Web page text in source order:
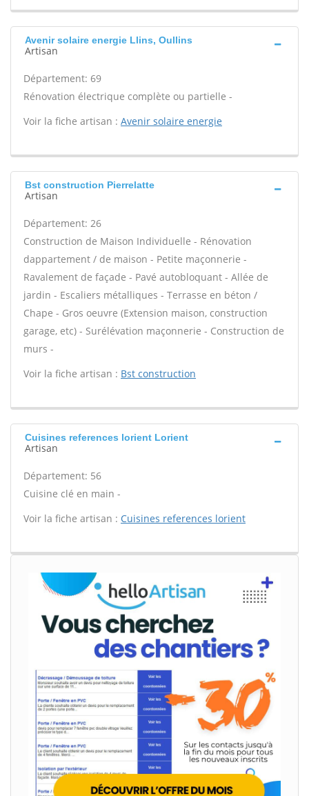
Avenir solaire energie Llins, Oullins
Artisan
Département: 69
Rénovation électrique complète ou partielle -
Voir la fiche artisan : Avenir solaire energie
Bst construction Pierrelatte
Artisan
Département: 26
Construction de Maison Individuelle - Rénovation
dappartement / de maison - Petite maçonnerie -
Ravalement de façade - Pavé autobloquant - Allée de
jardin - Escaliers métalliques - Terrasse en béton /
Chape - Gros oeuvre (Extension maison, construction
garage, etc) - Surélévation maçonnerie - Construction de
murs -
Voir la fiche artisan : Bst construction
Cuisines references lorient Lorient
Artisan
Département: 56
Cuisine clé en main -
Voir la fiche artisan : Cuisines references lorient